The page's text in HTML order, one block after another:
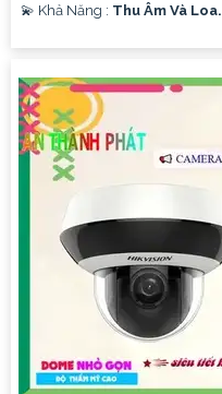
️💫 Khả Năng : Thu Âm Và Loa.